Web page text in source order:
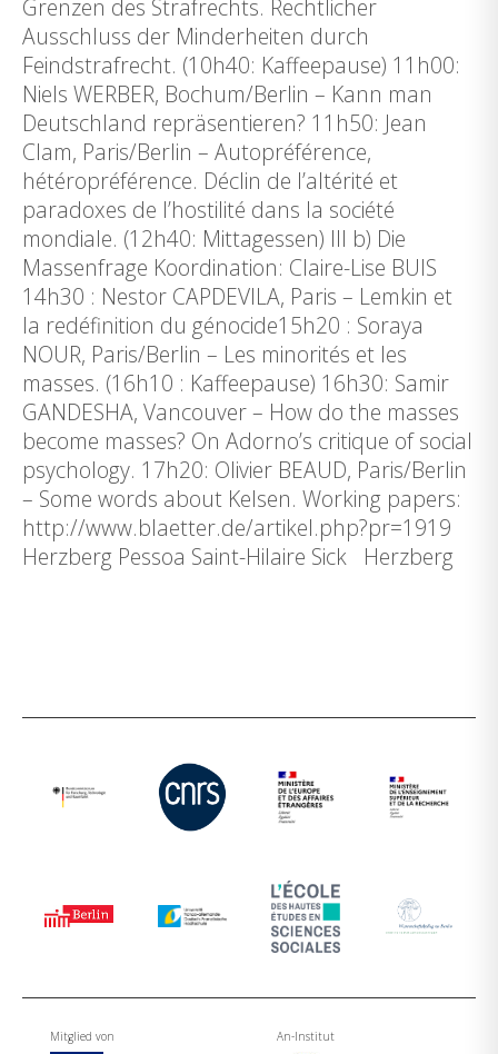
Grenzen des Strafrechts. Rechtlicher
Ausschluss der Minderheiten durch
Feindstrafrecht. (10h40: Kaffeepause) 11h00:
Niels WERBER, Bochum/Berlin – Kann man
Deutschland repräsentieren? 11h50: Jean
Clam, Paris/Berlin – Autopréférence,
hétéropréférence. Déclin de l’altérité et
paradoxes de l’hostilité dans la société
mondiale. (12h40: Mittagessen) III b) Die
Massenfrage Koordination: Claire-Lise BUIS
14h30 : Nestor CAPDEVILA, Paris – Lemkin et
la redéfinition du génocide15h20 : Soraya
NOUR, Paris/Berlin – Les minorités et les
masses. (16h10 : Kaffeepause) 16h30: Samir
GANDESHA, Vancouver – How do the masses
become masses? On Adorno’s critique of social
psychology. 17h20: Olivier BEAUD, Paris/Berlin
– Some words about Kelsen. Working papers:
http://www.blaetter.de/artikel.php?pr=1919
Herzberg Pessoa Saint-Hilaire Sick Herzberg
Mitglied von An-Institut